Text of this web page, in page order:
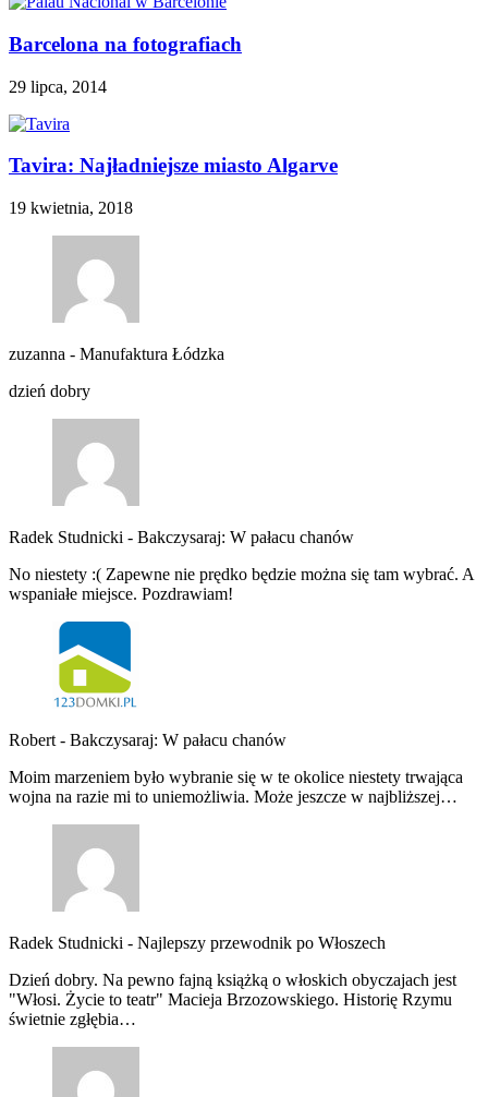
Barcelona na fotografiach
29 lipca, 2014
Tavira: Najładniejsze miasto Algarve
19 kwietnia, 2018
zuzanna - Manufaktura Łódzka
dzień dobry
Radek Studnicki - Bakczysaraj: W pałacu chanów
No niestety :( Zapewne nie prędko będzie można się tam wybrać. A
wspaniałe miejsce. Pozdrawiam!
Robert - Bakczysaraj: W pałacu chanów
Moim marzeniem było wybranie się w te okolice niestety trwająca
wojna na razie mi to uniemożliwia. Może jeszcze w najbliższej…
Radek Studnicki - Najlepszy przewodnik po Włoszech
Dzień dobry. Na pewno fajną książką o włoskich obyczajach jest
"Włosi. Życie to teatr" Macieja Brzozowskiego. Historię Rzymu
świetnie zgłębia…